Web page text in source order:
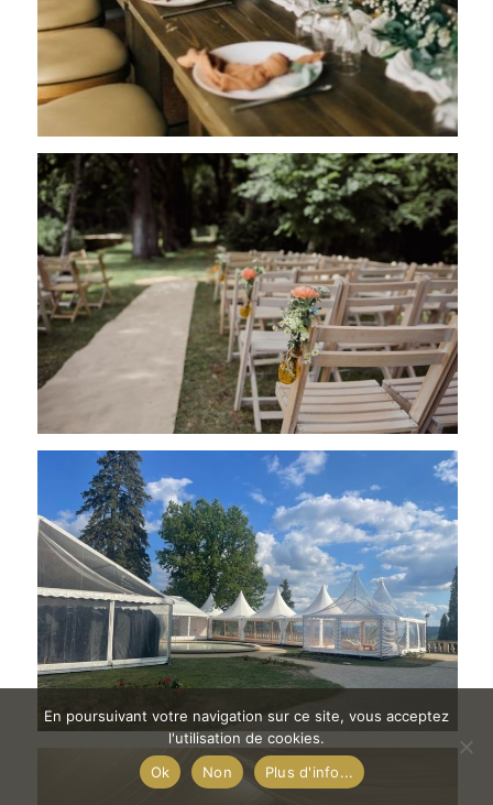
En poursuivant votre navigation sur ce site, vous acceptez
l'utilisation de cookies.
Ok
Non Plus d'info...